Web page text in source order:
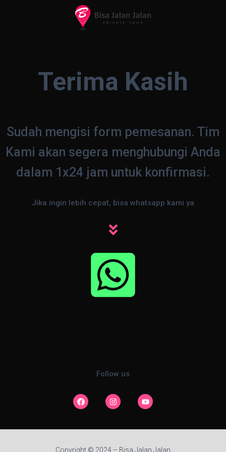
Terima Kasih
Sudah mengisi form pemesanan. Tim
Kami akan segera menghubungi Anda
dalam 1x24 jam untuk konfirmasi.
Jika ingin lebih cepat, bisa whatsapp kami ya
Follow us
Copyright © 2024 – Bisa Jalan Jalan